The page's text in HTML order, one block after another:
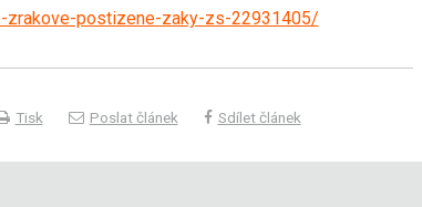
zrakove-postizene-zaky-zs-22931405/
Tisk Poslat článek Sdílet článek